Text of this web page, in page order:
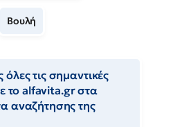
Βουλή
τις σημαντικές
το alfavita.gr στα
αναζήτησης της